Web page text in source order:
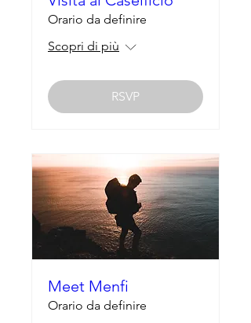
Orario da definire
Scopri di più
RSVP
Meet Menfi
Orario da definire